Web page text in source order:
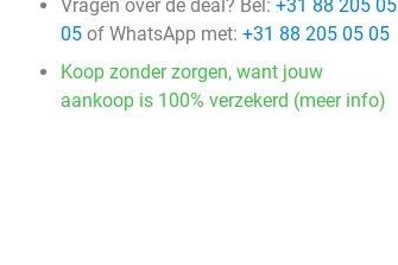
Vragen over de deal? Bel: +31 88 205 05
05 of WhatsApp met: +31 88 205 05 05
Koop zonder zorgen, want jouw
aankoop is 100% verzekerd (meer info)